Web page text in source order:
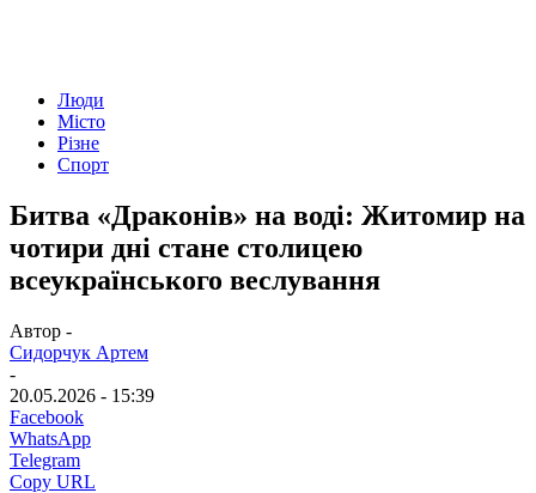
Люди
Місто
Різне
Спорт
Битва «Драконів» на воді: Житомир на
чотири дні стане столицею
всеукраїнського веслування
Автор -
Сидорчук Артем
-
20.05.2026 - 15:39
Facebook
WhatsApp
Telegram
Copy URL